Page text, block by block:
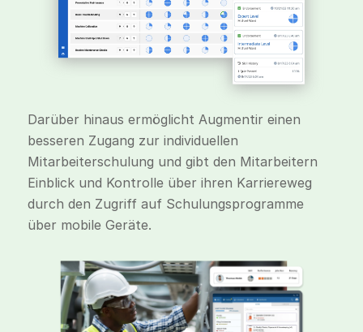
Darüber hinaus ermöglicht Augmentir einen
besseren Zugang zur individuellen
Mitarbeiterschulung und gibt den Mitarbeitern
Einblick und Kontrolle über ihren Karriereweg
durch den Zugriff auf Schulungsprogramme
über mobile Geräte.